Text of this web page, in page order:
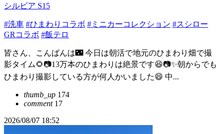
シルビア S15
#洗車 #ひまわりコラボ #ミニカーコレクション #スシロー
GRコラボ #飯テロ
皆さん、こんばんは🌃 今日は朝活で地元のひまわり畑で撮
影タイム🌻📷13万本のひまわりは絶景です😆📷✨朝からでも
ひまわり撮影している方が何人かいました😄 中...
thumb_up 174
comment17
2026/08/07 18:52